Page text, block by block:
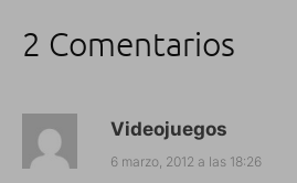
2 Comentarios
Videojuegos
6 marzo, 2012 a las 18:26